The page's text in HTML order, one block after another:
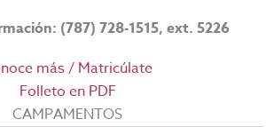
(787) 728-1515, ext. 5226
más / Matricúlate
Folleto en PDF
CAMPAMENTOS